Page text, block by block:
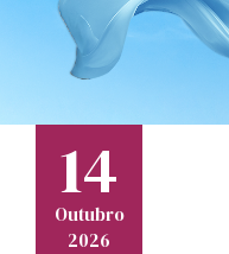
14
Outubro
2026